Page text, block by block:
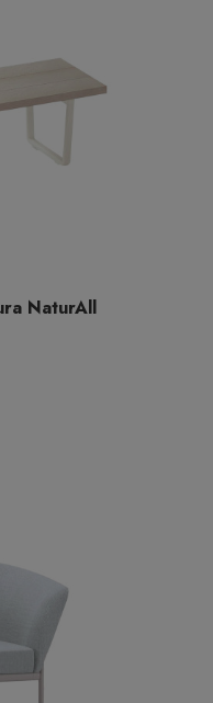
NaturAll